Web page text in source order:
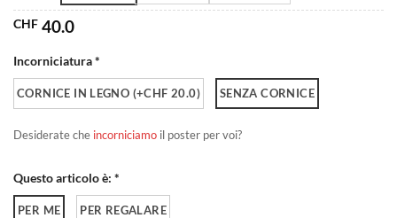
CHF 40.0
Incorniciatura *
CORNICE IN LEGNO (+CHF 20.0) SENZA CORNICE
Desiderate che incorniciamo il poster per voi?
Questo articolo è: *
PER ME PER REGALARE